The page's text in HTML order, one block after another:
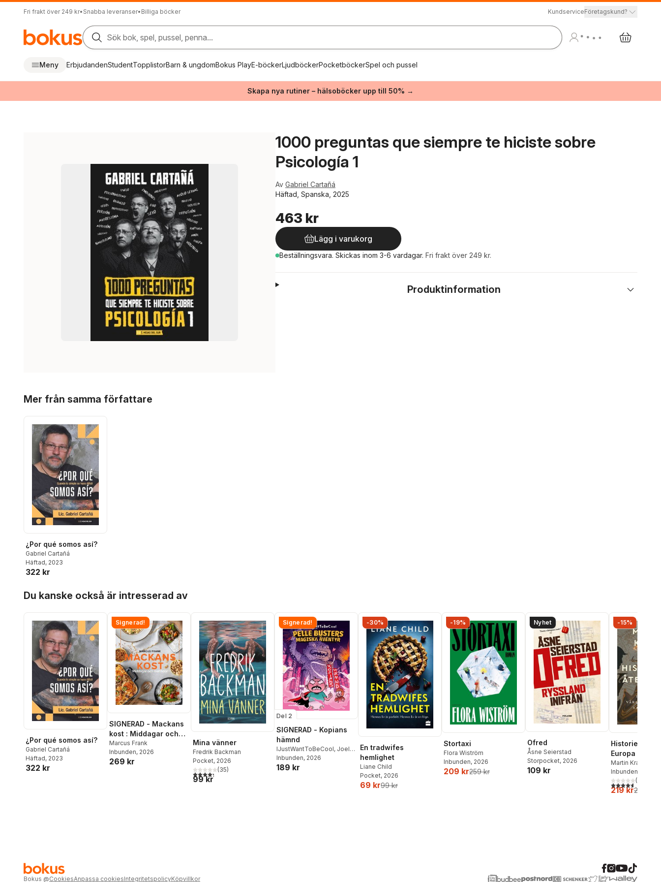
Fri frakt över 249 kr• Snabba leveranser• Billiga böcker KundserviceFöretagskund?
Sök bok, spel, pussel, penna...
Meny ErbjudandenStudentTopplistorBarn & ungdomBokus PlayE-böckerLjudböckerPocketböckerSpel och pussel
Skapa nya rutiner – hälsoböcker upp till 50% →
1000 preguntas que siempre te hiciste sobre
Psicología 1
Av Gabriel Cartañá
Häftad, Spanska, 2025
463 kr
Lägg i varukorg
Beställningsvara. Skickas inom 3-6 vardagar. Fri frakt över 249 kr.
Produktinformation
Mer från samma författare
¿Por qué somos así?
Gabriel Cartañá
Häftad, 2023
322 kr
Du kanske också är intresserad av
¿Por qué somos así?
Gabriel Cartañá
Häftad, 2023
322 kr
Signerad!
SIGNERAD - Mackans
kost : Middagar och
matlådor
Marcus Frank
Inbunden, 2026
269 kr
Mina vänner
Fredrik Backman
Pocket, 2026
4,3utav 5 stjärnor. Totalt antal röster:
(35)
99 kr
Signerad!
Del 2
SIGNERAD - Kopians
hämnd
IJustWantToBeCool, Joel
Adolphson,Emil Ejdemo
Beer ,Victor Beer
Inbunden, 2026
189 kr
-30%
En tradwifes
hemlighet
Liane Child
Pocket, 2026
69 kr99 kr
-19%
Stortaxi
Flora Wiström
Inbunden, 2026
209 kr259 kr
Nyhet
Ofred
Åsne Seierstad
Storpocket, 2026
109 kr
-15%
Historiens
Europa och
sammanbrott
Martin Kragh
Inbunden
4,6utav 5(
219 kr259 kr
Bokus @CookiesAnpassa cookiesIntegritetspolicyKöpvillkor